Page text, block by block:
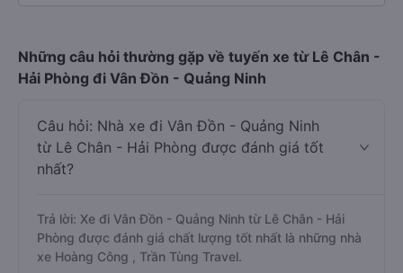
Những câu hỏi thường gặp về tuyến xe từ Lê Chân -
Hải Phòng đi Vân Đồn - Quảng Ninh
Câu hỏi: Nhà xe đi Vân Đồn - Quảng Ninh
từ Lê Chân - Hải Phòng được đánh giá tốt
nhất?
Trả lời: Xe đi Vân Đồn - Quảng Ninh từ Lê Chân - Hải
Phòng được đánh giá chất lượng tốt nhất là những nhà
xe Hoàng Công , Trần Tùng Travel.